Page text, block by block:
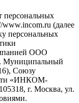
персональных
www.incom.ru (далее
персональных
ООО
Муниципальный
Союзу
«ИНКОМ-
г. Москва, ул.